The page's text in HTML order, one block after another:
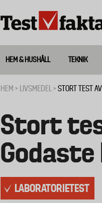
Huvudmeny
ny
HEM & HUSHÅLL TEKNIK
HEM LIVSMEDEL STORT TEST
Stort
LABORATORIETEST